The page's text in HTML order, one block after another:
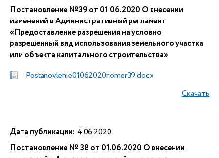
Постановление №39 от 01.06.2020 О внесении
изменений в Административный регламент
«Предоставление разрешения на условно
разрешенный вид использования земельного участка
или объекта капитального строительства»
Postanovlenie01062020nomer39.docx
Скачать
Дата публикации: 4.06.2020
Постановление № 38 от 01.06.2020 О внесении